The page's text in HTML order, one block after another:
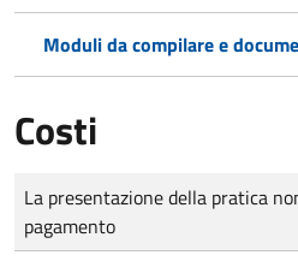
Moduli da compilare e
Costi
Tipo di pagamento
Importo
La presentazione della pratica
pagamento